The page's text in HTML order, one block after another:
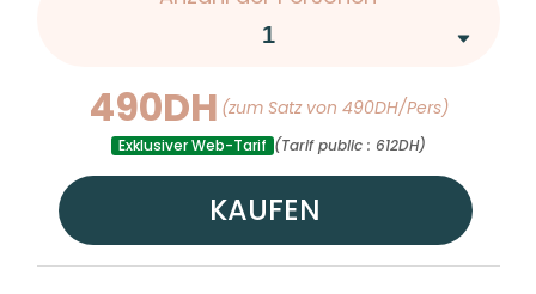
490DH (zum Satz von 490DH/Pers)
Exklusiver Web-Tarif (Tarif public : 612DH)
KAUFEN